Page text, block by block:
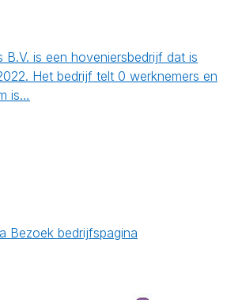
B.V. is een hoveniersbedrijf dat is
Het bedrijf telt 0 werknemers en
is…
Bezoek bedrijfspagina